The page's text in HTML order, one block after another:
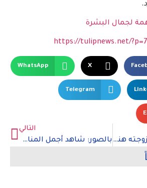
لجمال البشرة
https://tulipnews.net/
X
WhatsApp
Telegram
أحمد فهمي يحرج زوجته هناء الزاهد أمام الجمهور
التالي
بالصور: شاهد أجمل المناطق السياحية في جزيرة بينانج في ماليزبا